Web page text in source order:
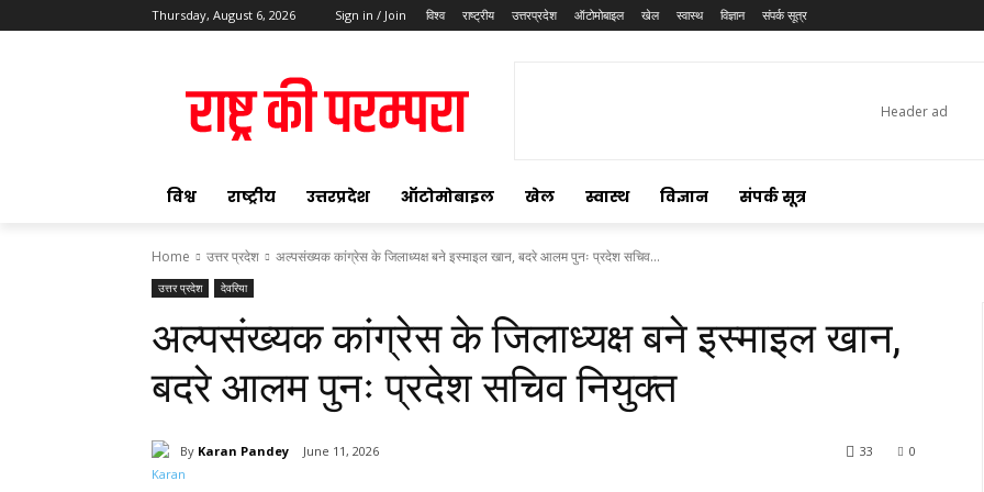
Thursday, August 6, 2026 Sign in / Join विश्व राष्ट्रीय उत्तरप्रदेश ऑटोमोबाइल खेल स्वास्थ विज्ञान संपर्क सूत्र
विश्व राष्ट्रीय उत्तरप्रदेश ऑटोमोबाइल खेल स्वास्थ विज्ञान संपर्क सूत्र
Home उत्तर प्रदेश अल्पसंख्यक कांग्रेस के जिलाध्यक्ष बने इस्माइल खान, बदरे आलम पुनः प्रदेश सचिव...
उत्तर प्रदेश देवरिया
अल्पसंख्यक कांग्रेस के जिलाध्यक्ष बने इस्माइल खान,
बदरे आलम पुनः प्रदेश सचिव नियुक्त
By Karan Pandey June 11, 2026 0
33